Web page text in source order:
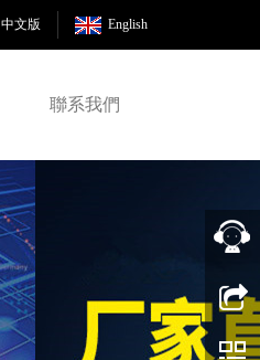
English
中文版
聯系我們